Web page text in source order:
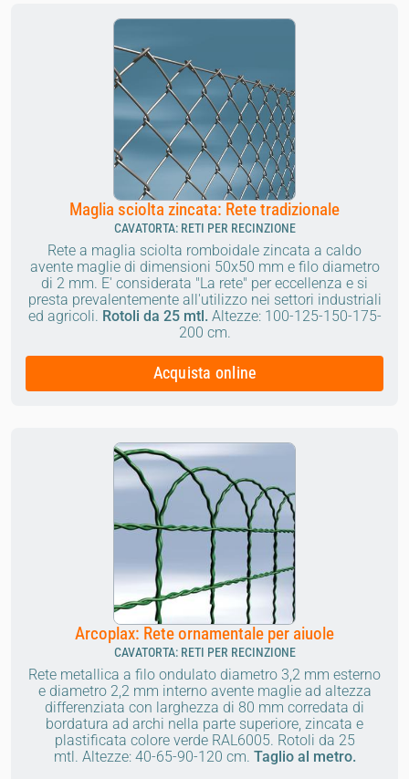
Maglia sciolta zincata: Rete tradizionale
CAVATORTA: RETI PER RECINZIONE
Rete a maglia sciolta romboidale zincata a caldo
avente maglie di dimensioni 50x50 mm e filo diametro
di 2 mm. E' considerata "La rete" per eccellenza e si
presta prevalentemente all'utilizzo nei settori industriali
ed agricoli. Rotoli da 25 mtl. Altezze: 100-125-150-175-
200 cm.
Acquista online
Arcoplax: Rete ornamentale per aiuole
CAVATORTA: RETI PER RECINZIONE
Rete metallica a filo ondulato diametro 3,2 mm esterno
e diametro 2,2 mm interno avente maglie ad altezza
differenziata con larghezza di 80 mm corredata di
bordatura ad archi nella parte superiore, zincata e
plastificata colore verde RAL6005. Rotoli da 25
mtl. Altezze: 40-65-90-120 cm. Taglio al metro.